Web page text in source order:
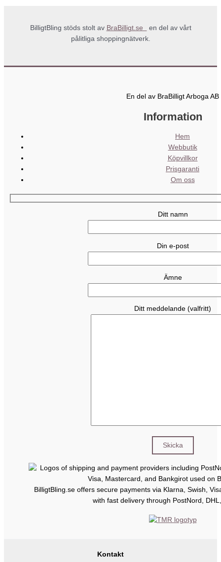
BilligtBling stöds stolt av BraBilligt.se
en del av vårt
pålitliga shoppingnätverk.
En del av BraBilligt Arboga AB
Information
Hem
Webbutik
Köpvillkor
Prisgaranti
Om oss
Ditt namn
Din e-post
Ämne
Ditt meddelande (valfritt)
BilligtBling.se offers secure payments via Klarna, Swish,
with fast delivery through PostNord,
Kontakt